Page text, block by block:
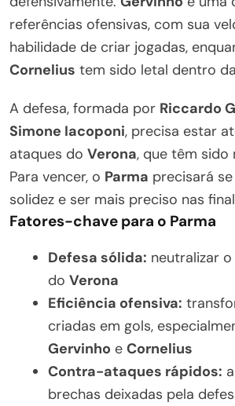
referências ofensivas, com sua
habilidade de criar jogadas,
Cornelius tem sido letal dentro
A defesa, formada por Riccardo
Simone Iacoponi, precisa estar
ataques do Verona, que têm sido
Para vencer, o Parma precisará
solidez e ser mais preciso nas
Fatores-chave para o Parma
Defesa sólida: neutralizar
do Verona
Eficiência ofensiva:
criadas em gols,
Gervinho e Cornelius
Contra-ataques rápidos:
brechas deixadas pela